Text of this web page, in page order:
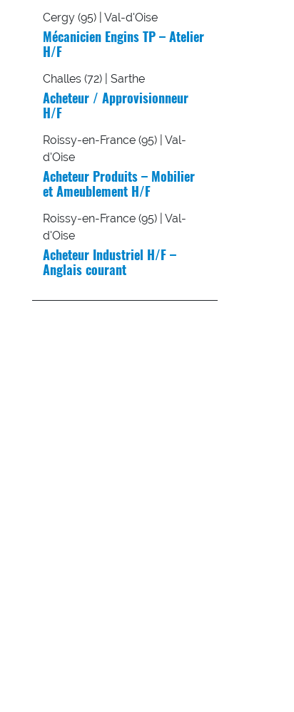
Cergy (95) | Val-d'Oise
Mécanicien Engins TP – Atelier
H/F
Challes (72) | Sarthe
Acheteur / Approvisionneur
H/F
Roissy-en-France (95) | Val-
d'Oise
Acheteur Produits – Mobilier
et Ameublement H/F
Roissy-en-France (95) | Val-
d'Oise
Acheteur Industriel H/F –
Anglais courant